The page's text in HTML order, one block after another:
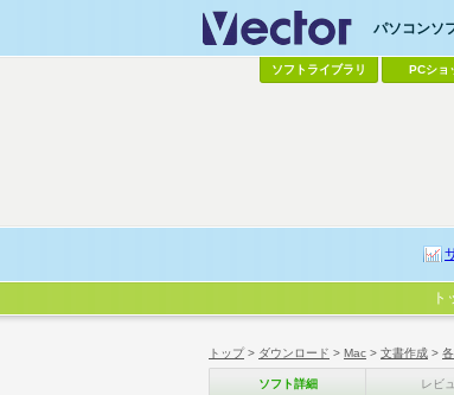
トップ> ダウンロード > Mac > 文書作成 >
ソフト詳細 レビ
パソコンソ
ソフトライブラリ PCショ
ト